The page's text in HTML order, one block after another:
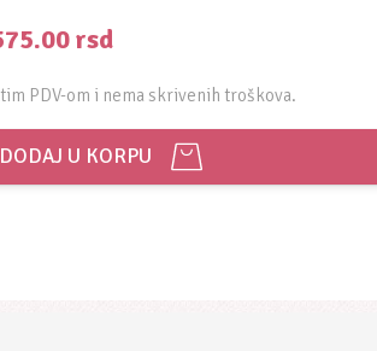
rsd
PDV-om i nema skrivenih troškova.
DODAJ U KORPU